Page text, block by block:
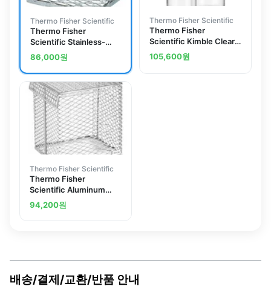
Thermo Fisher Scientific
Thermo Fisher
Scientific Stainless-
Steel Cleansing Baskets
86,000원
Thermo Fisher Scientific
Thermo Fisher
Scientific Kimble Clear
Glass Straight-Sided
Jars, Tall: Pulp/Vinyl Cap
105,600원
Thermo Fisher Scientific
Thermo Fisher
Scientific Aluminum
Baskets with Tilt-Top
Lids
94,200원
배송/결제/교환/반품 안내